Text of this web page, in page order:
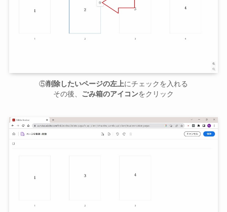
⑤削除したいページの左上にチェックを入れる
その後、 ごみ箱のアイコンをクリック